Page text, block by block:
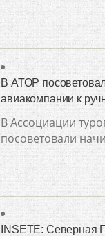
В АТОР
авиакомпании к
В Ассоциации
посоветовали
INSETE: Северная